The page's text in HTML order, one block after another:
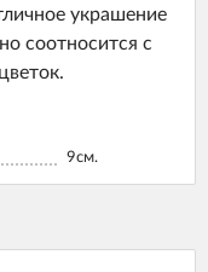
украшение
соотносится с
9см.